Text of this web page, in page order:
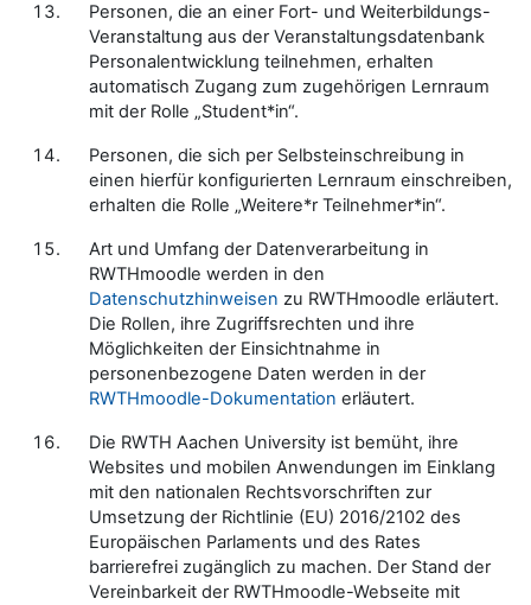
Personen, die an einer Fort- und Weiterbildungs-
Veranstaltung aus der Veranstaltungsdatenbank
Personalentwicklung teilnehmen, erhalten
automatisch Zugang zum zugehörigen Lernraum
mit der Rolle „Student*in“.
Personen, die sich per Selbsteinschreibung in
einen hierfür konfigurierten Lernraum einschreiben,
erhalten die Rolle „Weitere*r Teilnehmer*in“.
Art und Umfang der Datenverarbeitung in
RWTHmoodle werden in den
Datenschutzhinweisen zu RWTHmoodle erläutert.
Die Rollen, ihre Zugriffsrechten und ihre
Möglichkeiten der Einsichtnahme in
personenbezogene Daten werden in der
RWTHmoodle-Dokumentation erläutert.
Die RWTH Aachen University ist bemüht, ihre
Websites und mobilen Anwendungen im Einklang
mit den nationalen Rechtsvorschriften zur
Umsetzung der Richtlinie (EU) 2016/2102 des
Europäischen Parlaments und des Rates
barrierefrei zugänglich zu machen. Der Stand der
Vereinbarkeit der RWTHmoodle-Webseite mit